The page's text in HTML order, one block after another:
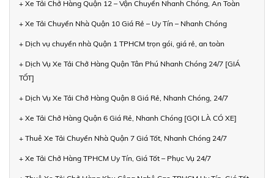
+ Xe Tải Chở Hàng Quận 12 – Vận Chuyển Nhanh Chóng, An Toàn
+ Xe Tải Chuyển Nhà Quận 10 Giá Rẻ – Uy Tín – Nhanh Chóng
+ Dịch vụ chuyển nhà Quận 1 TPHCM trọn gói, giá rẻ, an toàn
+ Dịch Vụ Xe Tải Chở Hàng Quận Tân Phú Nhanh Chóng 24/7 [GIÁ
TỐT]
+ Dịch Vụ Xe Tải Chở Hàng Quận 8 Giá Rẻ, Nhanh Chóng, 24/7
+ Xe Tải Chở Hàng Quận 6 Giá Rẻ, Nhanh Chóng [GỌI LÀ CÓ XE]
+ Thuê Xe Tải Chuyển Nhà Quận 7 Giá Tốt, Nhanh Chóng 24/7
+ Xe Tải Chở Hàng TPHCM Uy Tín, Giá Tốt – Phục Vụ 24/7